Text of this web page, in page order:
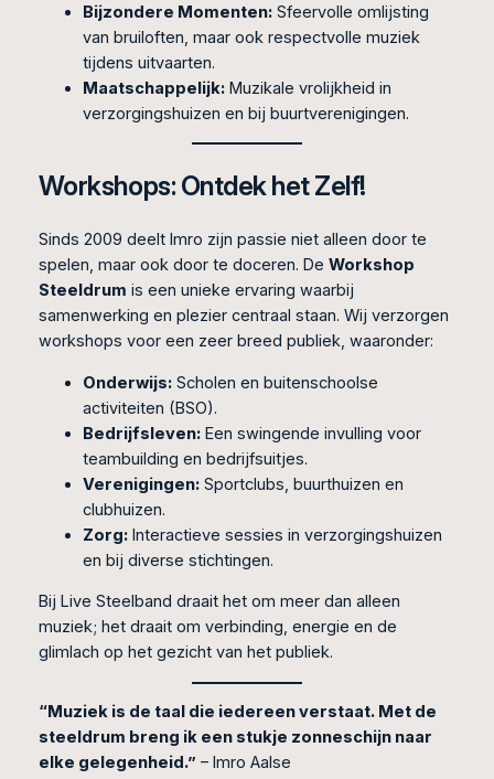
Bijzondere Momenten:Sfeervolle omlijsting
van bruiloften, maar ook respectvolle muziek
tijdens uitvaarten.
Maatschappelijk:Muzikale vrolijkheid in
verzorgingshuizen en bij buurtverenigingen.
Workshops: Ontdek het Zelf!
Sinds 2009 deelt Imro zijn passie niet alleen door te
spelen, maar ook door te doceren. De Workshop
Steeldrum is een unieke ervaring waarbij
samenwerking en plezier centraal staan. Wij verzorgen
workshops voor een zeer breed publiek, waaronder:
Onderwijs:Scholen en buitenschoolse
activiteiten (BSO).
Bedrijfsleven:Een swingende invulling voor
teambuilding en bedrijfsuitjes.
Verenigingen:Sportclubs, buurthuizen en
clubhuizen.
Zorg:Interactieve sessies in verzorgingshuizen
en bij diverse stichtingen.
Bij Live Steelband draait het om meer dan alleen
muziek; het draait om verbinding, energie en de
glimlach op het gezicht van het publiek.
“Muziek is de taal die iedereen verstaat. Met de
steeldrum breng ik een stukje zonneschijn naar
elke gelegenheid.” – Imro Aalse